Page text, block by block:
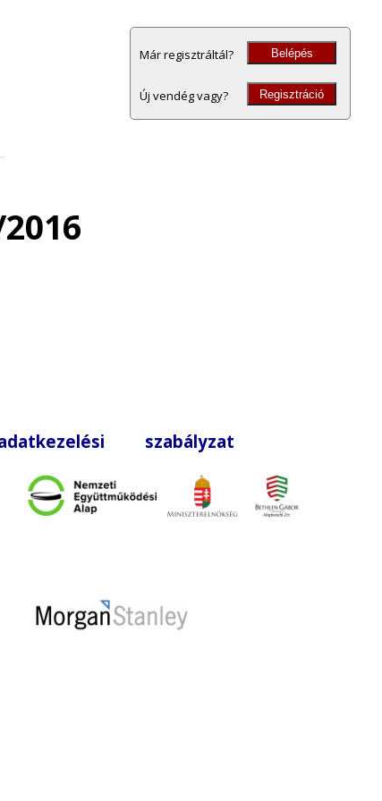
Már regisztráltál? Belépés
Új vendég vagy? Regisztráció
szabályzat